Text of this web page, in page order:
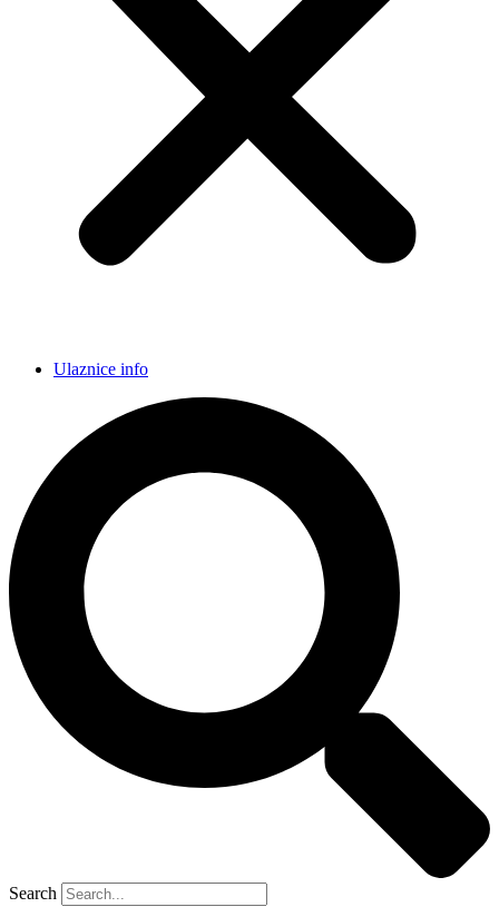
Ulaznice info
Search